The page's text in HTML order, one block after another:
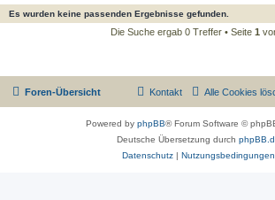
Es wurden keine passenden Ergebnisse gefunden.
Die Suche ergab 0 Treffer • Seite 1
Foren-Übersicht Alle Cookies
Kontakt
Powered by phpBB® Forum Software ©
Deutsche Übersetzung durch
Datenschutz| Nutzungsbedingungen